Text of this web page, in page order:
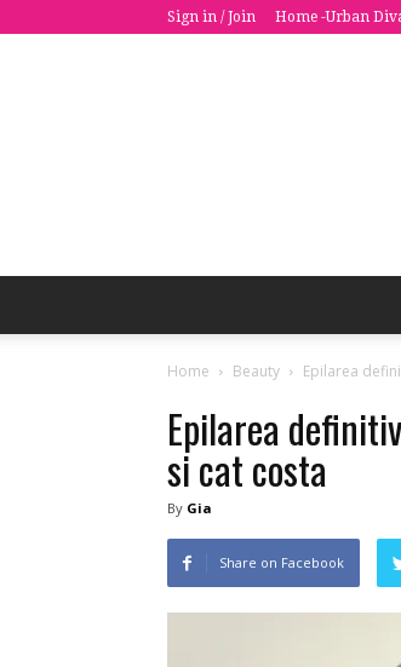
Sign in / Join Home -Urban
Home Beauty Epilarea
Epilarea
si cat costa
By Gia
Share on Facebook